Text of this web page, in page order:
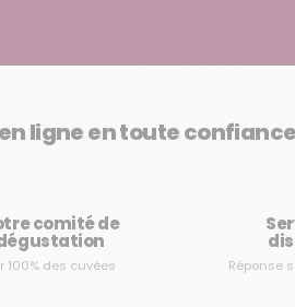
ligne en toute
comité de
100% des cuvées Réponse